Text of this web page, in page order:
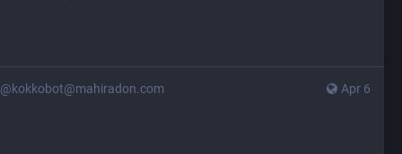
Apr 6
@kokkobot@mahiradon.com